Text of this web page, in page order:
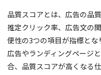
品質スコアとは、広告の品
推定クリック率、広告文の
便性の3つの項目が指標とな
広告やランディングページ
合、品質スコアが高くなる